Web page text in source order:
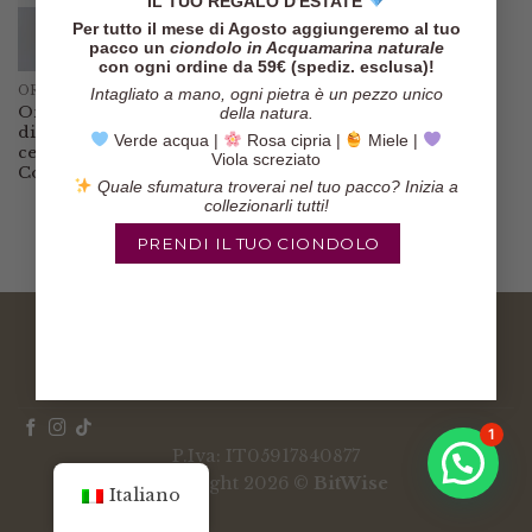
Per tutto il mese di Agosto aggiungeremo al tuo
pacco un ciondolo in Acquamarina naturale
con ogni ordine da 59€ (spediz. esclusa)!
Intagliato a mano, ogni pietra è un pezzo unico
della natura.
Verde acqua |
Rosa cipria |
Miele |
Viola screziato
Quale sfumatura troverai nel tuo pacco? Inizia a
collezionarli tutti!
PRENDI IL TUO CIONDOLO
ORECCHINI
Orecchini Fetta
di Limone in
ceramica con
Corallo e Perle
€30.00
P.Iva: IT05917840877
Copyright 2026 © BitWise
Italiano
1